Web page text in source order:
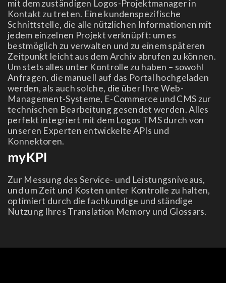
mit dem zuständigen Logos-Projektmanager in
Kontakt zu treten. Eine kundenspezifische
Schnittstelle, die alle nützlichen Informationen mit
jedem einzelnen Projekt verknüpft: um es
bestmöglich zu verwalten und zu einem späteren
Zeitpunkt leicht aus dem Archiv abrufen zu können.
Um stets alles unter Kontrolle zu haben – sowohl
Anfragen, die manuell auf das Portal hochgeladen
werden, als auch solche, die über Ihre Web-
Management-Systeme, E-Commerce und CMS zur
technischen Bearbeitung gesendet werden. Alles
perfekt integriert mit dem Logos TMS durch von
unseren Experten entwickelte APIs und
Konnektoren.
myKPI
Zur Messung des Service- und Leistungsniveaus,
und um Zeit und Kosten unter Kontrolle zu halten,
optimiert durch die fachkundige und ständige
Nutzung Ihres Translation Memory und Glossars.